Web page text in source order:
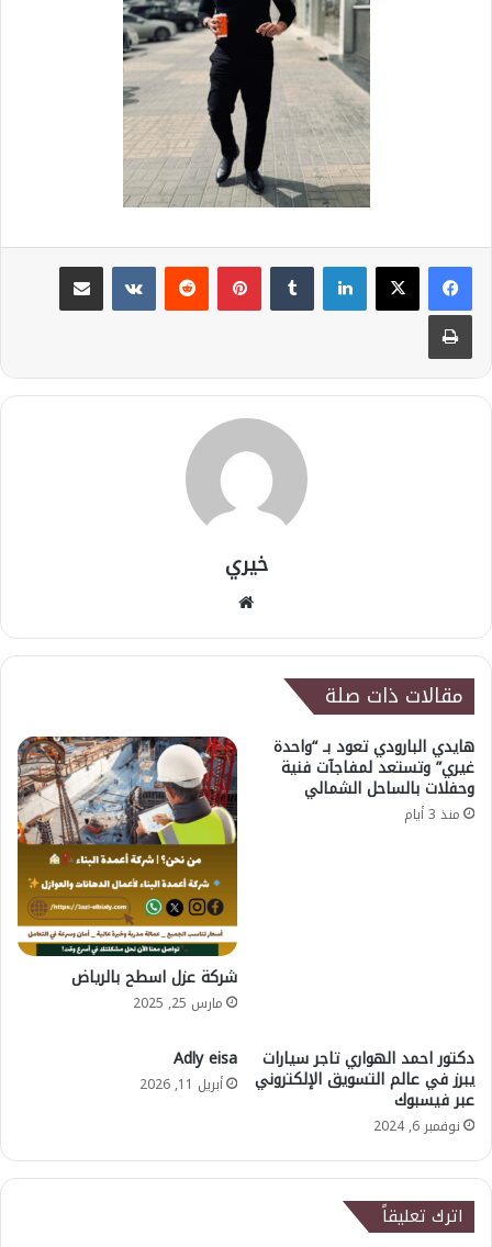
لينكدإن بينتيريست
مشاركة عبر البريد
طباعة
خيري
مقالات ذات صلة
هايدي البارودي تعود بـ “واحدة
غيري” وتستعد لمفاجآت فنية
وحفلات بالساحل الشمالي
منذ 3 أيام
شركة عزل اسطح بالرياض
مارس 25, 2025
دكتور احمد الهواري تاجر سيارات
يبرز في عالم التسويق الإلكتروني
عبر فيسبوك
نوفمبر 6, 2024
Adly eisa
أبريل 11, 2026
اترك تعليقاً